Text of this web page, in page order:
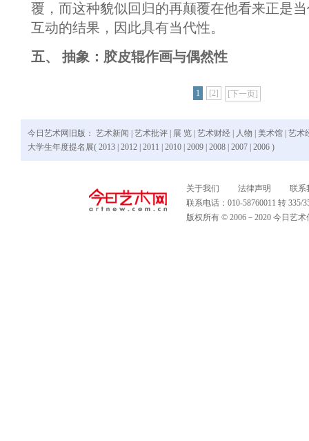
覆，而这种貌似回归的再颠覆在他看来正是
互动的结果，因此具有当代性。
五、 抽象：胶皮辊作画与偶然性
1 [2] [下一页]
今日艺术网旧版： 艺术新闻 艺术批评 展 览 艺术财经 人物 美术馆 艺术
大学生年度提名展( 2013 2012 2011 2010 2009 2008 2007 2006 )
关于我们 法律声明
联系
联系电话：010-58760011 转
版权所有 © 2006－2020 今日艺